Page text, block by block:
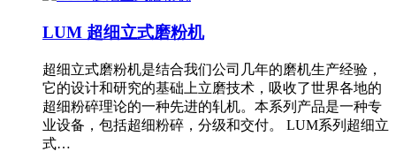
LUM 超细立式磨粉机
超细立式磨粉机是结合我们公司几年的磨机生产经验，
它的设计和研究的基础上立磨技术，吸收了世界各地的
超细粉碎理论的一种先进的轧机。本系列产品是一种专
业设备，包括超细粉碎，分级和交付。 LUM系列超细立
式…